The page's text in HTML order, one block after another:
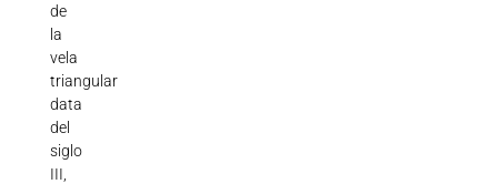
de
la
vela
triangular
data
del
siglo
III,